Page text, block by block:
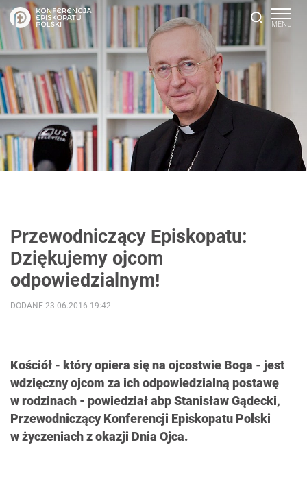
Przewodniczący Episkopatu:
Dziękujemy ojcom
odpowiedzialnym!
Kościół - który opiera się na ojcostwie Boga - jest
wdzięczny ojcom za ich odpowiedzialną postawę
w rodzinach - powiedział abp Stanisław Gądecki,
Przewodniczący Konferencji Episkopatu Polski
w życzeniach z okazji Dnia Ojca.
DODANE 23.06.2016 19:42